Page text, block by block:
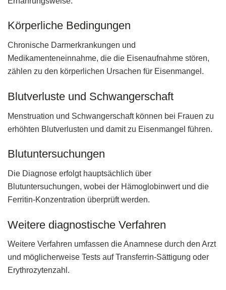
Körperliche Bedingungen
Chronische Darmerkrankungen und
Medikamenteneinnahme, die die Eisenaufnahme stören,
zählen zu den körperlichen Ursachen für Eisenmangel.
Blutverluste und Schwangerschaft
Menstruation und Schwangerschaft können bei Frauen zu
erhöhten Blutverlusten und damit zu Eisenmangel führen.
Blutuntersuchungen
Die Diagnose erfolgt hauptsächlich über
Blutuntersuchungen, wobei der Hämoglobinwert und die
Ferritin-Konzentration überprüft werden.
Weitere diagnostische Verfahren
Weitere Verfahren umfassen die Anamnese durch den Arzt
und möglicherweise Tests auf Transferrin-Sättigung oder
Erythrozytenzahl.